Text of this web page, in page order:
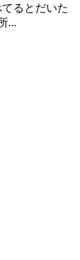
るとだいた
...